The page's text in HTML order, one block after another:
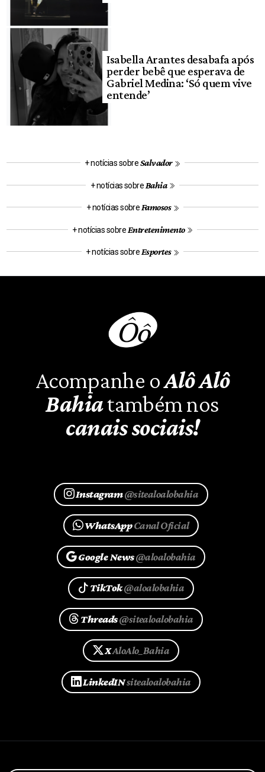
Isabella Arantes desabafa após
perder bebê que esperava de
Gabriel Medina: ‘Só quem vive
entende’
+ notícias sobreSalvador
+ notícias sobre Bahia
+ notícias sobre Famosos
+ notícias sobre Entretenimento
+ notícias sobre Esportes
Acompanhe oAlô Alô
Bahiatambém nos
canais sociais!
Instagram@sitealoalobahia
WhatsAppCanal Oficial
Google News@aloalobahia
TikTok@aloalobahia
Threads@sitealoalobahia
XAloAlo_Bahia
LinkedINsitealoalobahia